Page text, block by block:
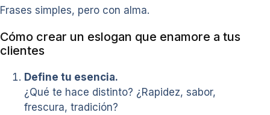
Frases simples, pero con alma.
Cómo crear un eslogan que enamore a tus
clientes
Define tu esencia.
¿Qué te hace distinto? ¿Rapidez, sabor,
frescura, tradición?